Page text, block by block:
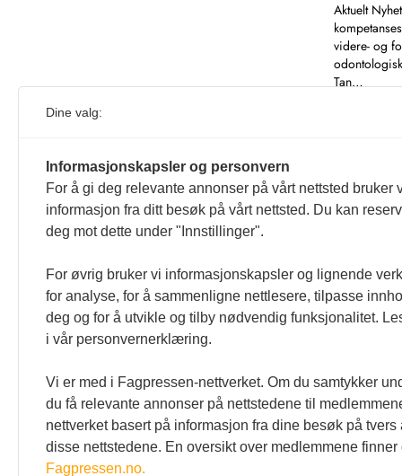
Aktuelt
videre- og
Tan…
Dine valg:
Informasjonskapsler og personvern
For å gi deg relevante annonser på vårt nettsted bruker
informasjon fra ditt besøk på vårt nettsted. Du kan
deg mot dette under "Innstillinger".
For øvrig bruker vi informasjonskapsler og lignende
for analyse, for å sammenligne nettlesere, tilpasse
deg og for å utvikle og tilby nødvendig funksjonalitet.
i vår personvernerklæring.
Vi er med i Fagpressen-nettverket. Om du samtykker
du få relevante annonser på nettstedene til
nettverket basert på informasjon fra dine besøk på tvers
disse nettstedene. En oversikt over medlemmene finner
Fagpressen.no.